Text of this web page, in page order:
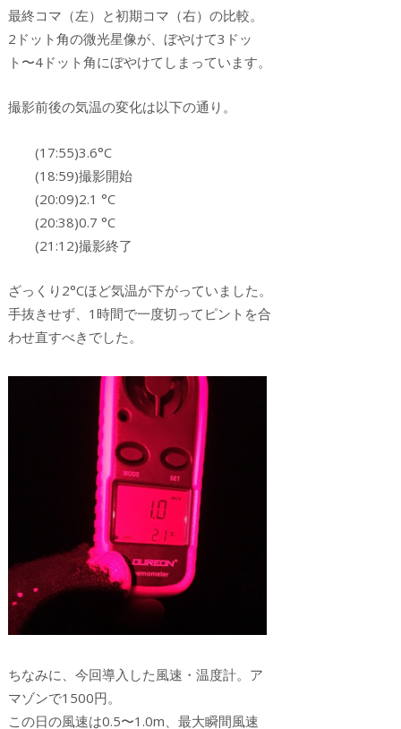
最終コマ（左）と初期コマ（右）の比較。
2ドット角の微光星像が、ぼやけて3ドッ
ト〜4ドット角にぼやけてしまっています。
撮影前後の気温の変化は以下の通り。
(17:55)3.6°C
(18:59)撮影開始
(20:09)2.1 °C
(20:38)0.7 °C
(21:12)撮影終了
ざっくり2°Cほど気温が下がっていました。
手抜きせず、1時間で一度切ってピントを合
わせ直すべきでした。
ちなみに、今回導入した風速・温度計。ア
マゾンで1500円。
この日の風速は0.5〜1.0m、最大瞬間風速